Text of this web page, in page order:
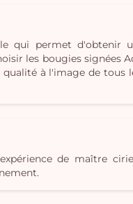
qui permet d'obtenir
les bougies signées
à l'image de tous
de maître